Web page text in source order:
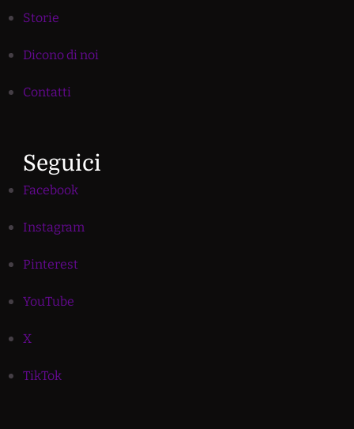
Storie
Dicono di noi
Contatti
Seguici
Facebook
Instagram
Pinterest
YouTube
X
TikTok